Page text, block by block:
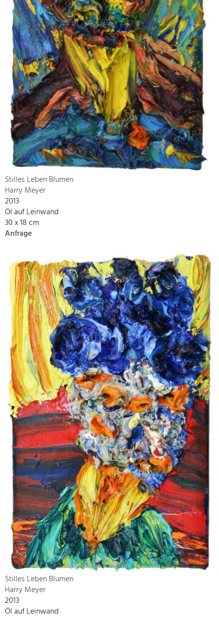
Stilles Leben Blumen
Harry Meyer
2013
Öl auf Leinwand
30 x 18 cm
Anfrage
Stilles Leben Blumen
Harry Meyer
2013
Öl auf Leinwand